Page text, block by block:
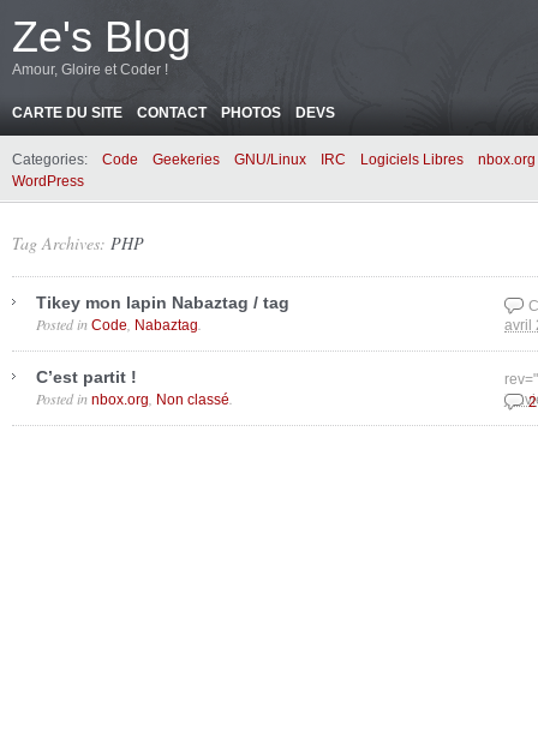
Ze's Blog
Amour, Gloire et Coder !
CARTE DU SITE CONTACT PHOTOS DEVS
Categories: Code Geekeries GNU/Linux IRC Logiciels Libres
nbox.org
WordPress
Tag Archives: PHP
Tikey mon lapin Nabaztag / tag
avril
Posted in Code Nabaztag
C’est partit !
Posted in nbox.org Non classé